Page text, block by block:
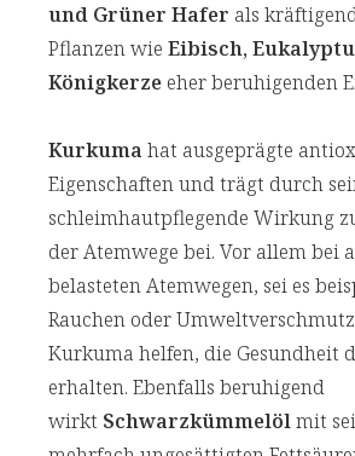
und Grüner Hafer als
Pflanzen wie Eibisch,
Königkerze eher beruhigenden
Kurkuma hat ausgeprägte
Eigenschaften und trägt durch
schleimhautpflegende Wirkung
der Atemwege bei. Vor allem bei
belasteten Atemwegen, sei es
Rauchen oder
Kurkuma helfen, die Gesundheit
erhalten. Ebenfalls beruhigend
wirkt Schwarzkümmelölmit